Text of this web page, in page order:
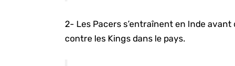
2- Les Pacers s’entraînent en Inde
contre les Kings dans le pays.